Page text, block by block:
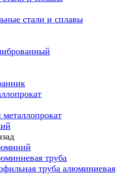
стали и сплавы
труба
труба алюминиевая